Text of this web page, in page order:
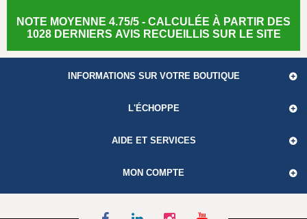
NOTE MOYENNE 4.75/5 - CALCULÉE À PARTIR DES
1028 DERNIERS AVIS RECUEILLIS SUR LE SITE
INFORMATIONS SUR VOTRE BOUTIQUE
L'ÉCHOPPE
AIDE ET SERVICES
MON COMPTE